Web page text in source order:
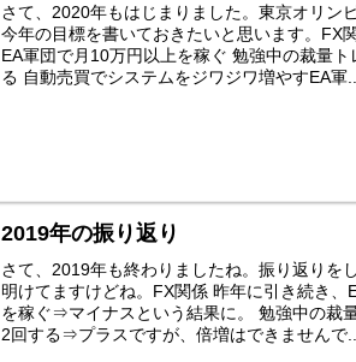
さて、2020年もはじまりました。東京オリン
今年の目標を書いておきたいと思います。FX
EA軍団で月10万円以上を稼ぐ 勉強中の裁量
る 自動売買でシステムをジワジワ増やすEA軍...
2019年の振り返り
さて、2019年も終わりましたね。振り返りを
明けてますけどね。FX関係 昨年に引き続き、
を稼ぐ⇒マイナスという結果に。 勉強中の裁
2回する⇒プラスですが、倍増はできませんで...